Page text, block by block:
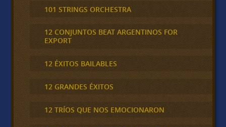
101 STRINGS ORCHESTRA
12 CONJUNTOS BEAT ARGENTINOS FOR
EXPORT
12 ÉXITOS BAILABLES
12 GRANDES ÉXITOS
12 TRÍOS QUE NOS EMOCIONARON